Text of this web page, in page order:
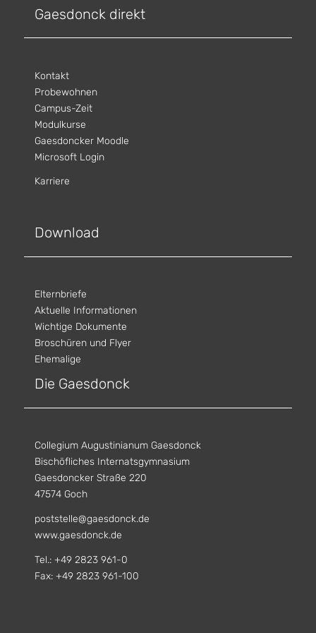
Gaesdonck direkt
Kontakt
Probewohnen
Campus-Zeit
Modulkurse
Gaesdoncker Moodle
Microsoft Login
Karriere
Download
Elternbriefe
Aktuelle Informationen
Wichtige Dokumente
Broschüren und Flyer
Ehemalige
Die Gaesdonck
Collegium Augustinianum Gaesdonck
Bischöfliches Internatsgymnasium
Gaesdoncker Straße 220
47574 Goch
poststelle@gaesdonck.de
www.gaesdonck.de
Tel.: +49 2823 961-0
Fax: +49 2823 961-100